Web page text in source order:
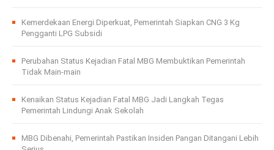
Kemerdekaan Energi Diperkuat, Pemerintah Siapkan CNG 3 Kg
Pengganti LPG Subsidi
Perubahan Status Kejadian Fatal MBG Membuktikan Pemerintah
Tidak Main-main
Kenaikan Status Kejadian Fatal MBG Jadi Langkah Tegas
Pemerintah Lindungi Anak Sekolah
MBG Dibenahi, Pemerintah Pastikan Insiden Pangan Ditangani Lebih